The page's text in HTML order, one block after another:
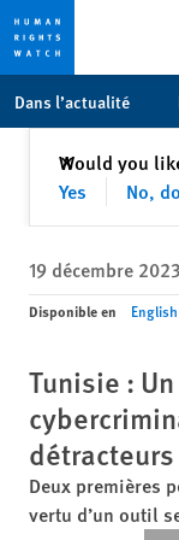
toto
content
Dans l’actualité
Would you
Yes
No,
✕Fermer
19 décembre
Disponible en English
Tunisie :
Deux premières
vertu d’un outil